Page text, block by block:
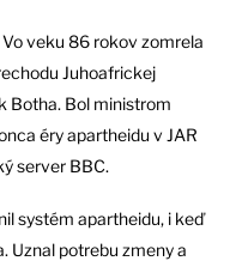
Vo veku 86 rokov zomrela
Juhoafrickej
Botha. Bol ministrom
éry apartheidu v JAR
server BBC.
systém apartheidu, i keď
Uznal potrebu zmeny a